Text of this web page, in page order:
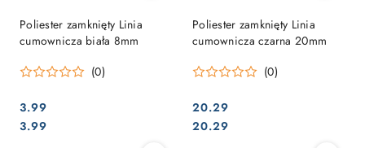
Poliester zamknięty Linia
cumownicza biała 8mm
(0)
Cena:
3.99
Cena:
3.99
Poliester zamknięty Linia
cumownicza czarna 20mm
(0)
Cena:
20.29
Cena:
20.29